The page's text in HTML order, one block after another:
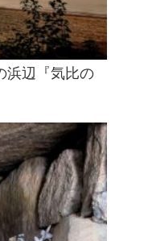
浜辺『気比の